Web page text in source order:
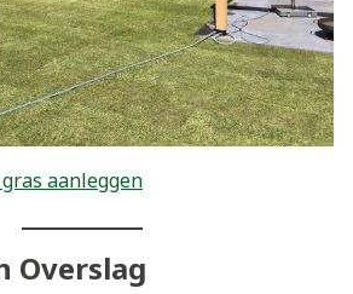
aanleggen
Overslag